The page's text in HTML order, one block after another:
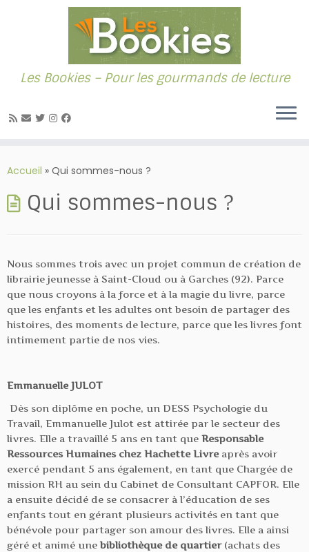
au
Les Bookies – Pour les gourmands de lecture
Accueil » Qui sommes-nous ?
Qui sommes-nous ?
Nous sommes trois avec un projet commun de création de
librairie jeunesse à Saint-Cloud ou à Garches (92). Parce
que nous croyons à la force et à la magie du livre, parce
que les enfants et les adultes ont besoin de partager des
histoires, des moments de lecture, parce que les livres font
intimement partie de nos vies.
Emmanuelle JULOT
Dès son diplôme en poche, un DESS Psychologie du
Travail, Emmanuelle Julot est attirée par le secteur des
livres. Elle a travaillé 5 ans en tant que Responsable
Ressources Humaines chez Hachette Livreaprès avoir
exercé pendant 5 ans également, en tant que Chargée de
mission RH au sein du Cabinet de Consultant CAPFOR. Elle
a ensuite décidé de se consacrer à l’éducation de ses
enfants tout en gérant plusieurs activités en tant que
bénévole pour partager son amour des livres. Elle a ainsi
géré et animé unebibliothèque de quartier(achats des